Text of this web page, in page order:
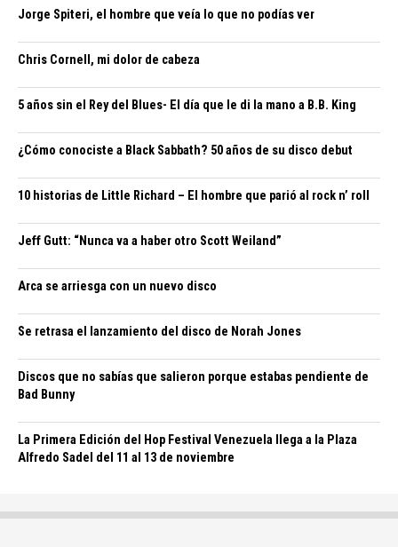
Jorge Spiteri, el hombre que veía lo que no podías ver
Chris Cornell, mi dolor de cabeza
5 años sin el Rey del Blues- El día que le di la mano a B.B. King
¿Cómo conociste a Black Sabbath? 50 años de su disco debut
10 historias de Little Richard – El hombre que parió al rock n’ roll
Jeff Gutt: “Nunca va a haber otro Scott Weiland”
Arca se arriesga con un nuevo disco
Se retrasa el lanzamiento del disco de Norah Jones
Discos que no sabías que salieron porque estabas pendiente de
Bad Bunny
La Primera Edición del Hop Festival Venezuela llega a la Plaza
Alfredo Sadel del 11 al 13 de noviembre